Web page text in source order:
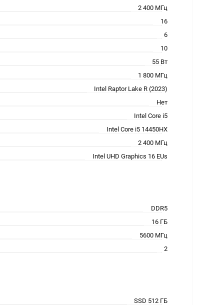
2 400 МГц
16
6
10
55 Вт
1 800 МГц
Intel Raptor Lake R (2023)
Нет
Intel Core i5
Intel Core i5 14450HX
2 400 МГц
Intel UHD Graphics 16 EUs
DDR5
16 ГБ
5600 МГц
2
SSD 512 ГБ